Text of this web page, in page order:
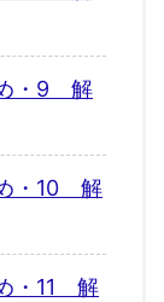
・9 解
・10 解
・11 解